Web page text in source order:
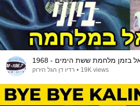
בזמן מלחמת ששת הימים - 1968
רדיו דן הגל הירוק • 19K views